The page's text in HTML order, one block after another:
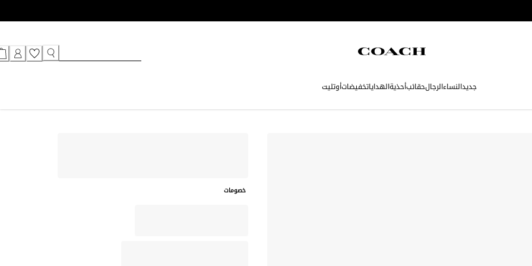
جديدالنساءالرجالحقائبأحذيةالهداياتخفيضاتأوتليت
خصومات